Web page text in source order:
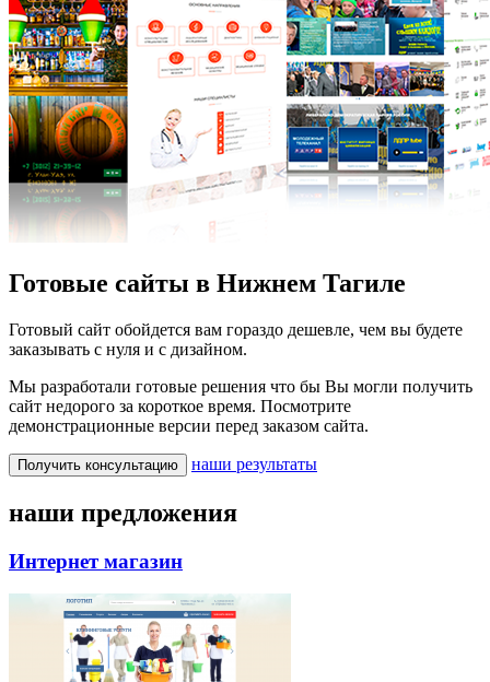
Готовые сайты в Нижнем Тагиле
Готовый сайт обойдется вам гораздо дешевле, чем вы будете
заказывать с нуля и с дизайном.
Мы разработали готовые решения что бы Вы могли получить
сайт недорого за короткое время. Посмотрите
демонстрационные версии перед заказом сайта.
Получить консультацию наши результаты
наши предложения
Интернет магазин